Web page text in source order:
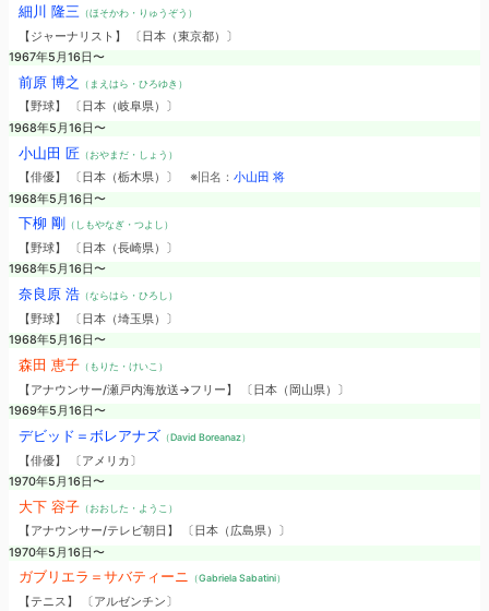
細川 隆三 （ほそかわ・りゅうぞう）
【ジャーナリスト】 〔日本（東京都）〕
1967年5月16日〜
前原 博之 （まえはら・ひろゆき）
【野球】 〔日本（岐阜県）〕
1968年5月16日〜
小山田 匠 （おやまだ・しょう）
【俳優】 〔日本（栃木県）〕 ※旧名： 小山田 将
1968年5月16日〜
下柳 剛 （しもやなぎ・つよし）
【野球】 〔日本（長崎県）〕
1968年5月16日〜
奈良原 浩（ならはら・ひろし）
【野球】 〔日本（埼玉県）〕
1968年5月16日〜
森田 恵子（もりた・けいこ）
【アナウンサー/瀬戸内海放送→フリー】 〔日本（岡山県）〕
1969年5月16日〜
デビッド＝ボレアナズ （David Boreanaz）
【俳優】 〔アメリカ〕
1970年5月16日〜
大下 容子（おおした・ようこ）
【アナウンサー/テレビ朝日】 〔日本（広島県）〕
1970年5月16日〜
ガブリエラ＝サバティーニ （Gabriela Sabatini）
【テニス】 〔アルゼンチン〕